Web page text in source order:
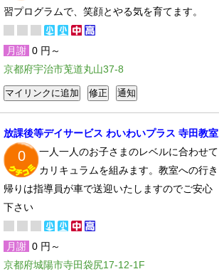
習プログラムで、笑顔とやる気を育てます。
月謝 0 円～
京都府宇治市莵道丸山37-8
放課後等デイサービス わいわいプラス 寺田教室
0
一人一人のお子さまのレベルに合わせて
カリキュラムを組みます。教室への行き
帰りは指導員が車で送迎いたしますのでご安心
下さい
月謝 0 円～
京都府城陽市寺田袋尻17-12-1F